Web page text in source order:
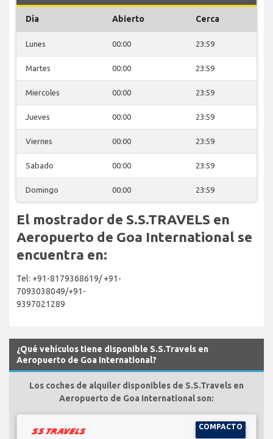
Día Abierto Cerca
Lunes 00:00 23:59
Martes 00:00 23:59
Miercoles 00:00 23:59
Jueves 00:00 23:59
Viernes 00:00 23:59
Sabado 00:00 23:59
Domingo 00:00 23:59
El mostrador de S.S.TRAVELS en
Aeropuerto de Goa International se
encuentra en:
Tel: +91-8179368619/ +91-
7093038049/+91-
9397021289
¿Qué vehículos tiene disponible S.S.Travels en
Aeropuerto de Goa International?
Los coches de alquiler disponibles de S.S.Travels en
Aeropuerto de Goa International son:
COMPACTO